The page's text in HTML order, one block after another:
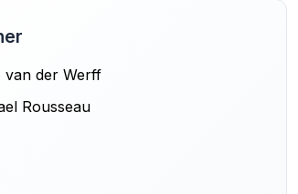
van der Werff
Rousseau